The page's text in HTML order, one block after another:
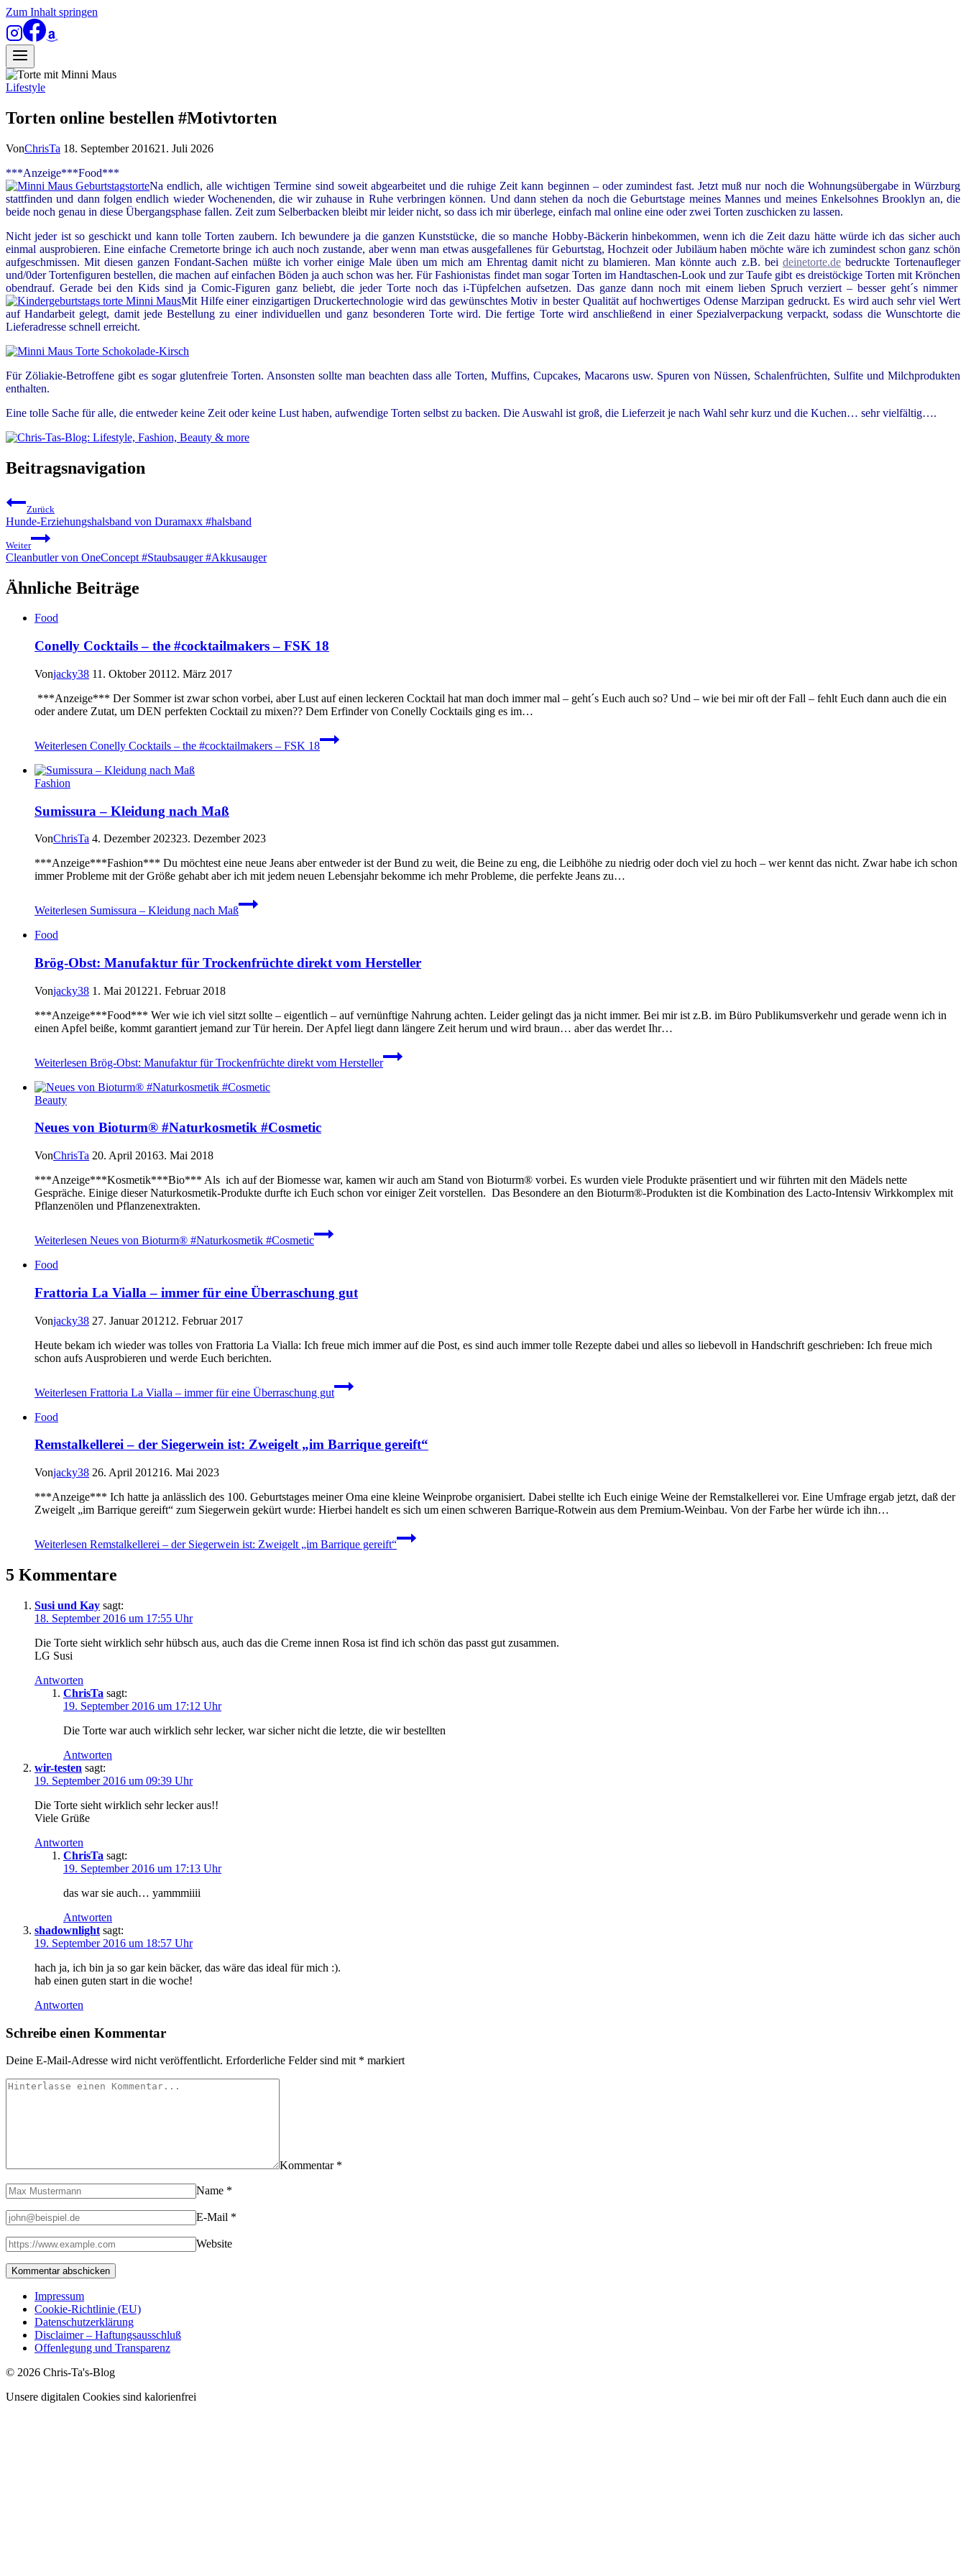
Zum Inhalt springen
Lifestyle
Torten online bestellen #Motivtorten
VonChrisTa 18. September 201621. Juli 2026
***Anzeige***Food***
Na endlich, alle wichtigen Termine sind soweit abgearbeitet und die ruhige Zeit kann beginnen – oder zumindest fast. Jetzt muß nur noch die Wohnungsübergabe in Würzburg
stattfinden und dann folgen endlich wieder Wochenenden, die wir zuhause in Ruhe verbringen können. Und dann stehen da noch die Geburtstage meines Mannes und meines Enkelsohnes Brooklyn an, die
beide noch genau in diese Übergangsphase fallen. Zeit zum Selberbacken bleibt mir leider nicht, so dass ich mir überlege, einfach mal online eine oder zwei Torten zuschicken zu lassen.
Nicht jeder ist so geschickt und kann tolle Torten zaubern. Ich bewundere ja die ganzen Kunststücke, die so manche Hobby-Bäckerin hinbekommen, wenn ich die Zeit dazu hätte würde ich das sicher auch
einmal ausprobieren. Eine einfache Cremetorte bringe ich auch noch zustande, aber wenn man etwas ausgefallenes für Geburtstag, Hochzeit oder Jubiläum haben möchte wäre ich zumindest schon ganz schön
aufgeschmissen. Mit diesen ganzen Fondant-Sachen müßte ich vorher einige Male üben um mich am Ehrentag damit nicht zu blamieren. Man könnte auch z.B. bei deinetorte.debedruckte Tortenaufleger
und/0der Tortenfiguren bestellen, die machen auf einfachen Böden ja auch schon was her. Für Fashionistas findet man sogar Torten im Handtaschen-Look und zur Taufe gibt es dreistöckige Torten mit Krönchen
obendrauf. Gerade bei den Kids sind ja Comic-Figuren ganz beliebt, die jeder Torte noch das i-Tüpfelchen aufsetzen. Das ganze dann noch mit einem lieben Spruch verziert – besser geht´s nimmer
Mit Hilfe einer einzigartigen Druckertechnologie wird das gewünschtes Motiv in bester Qualität auf hochwertiges Odense Marzipan gedruckt. Es wird auch sehr viel Wert
auf Handarbeit gelegt, damit jede Bestellung zu einer individuellen und ganz besonderen Torte wird. Die fertige Torte wird anschließend in einer Spezialverpackung verpackt, sodass die Wunschtorte die
Lieferadresse schnell erreicht.
Für Zöliakie-Betroffene gibt es sogar glutenfreie Torten. Ansonsten sollte man beachten dass alle Torten, Muffins, Cupcakes, Macarons usw. Spuren von Nüssen, Schalenfrüchten, Sulfite und Milchprodukten
enthalten.
Eine tolle Sache für alle, die entweder keine Zeit oder keine Lust haben, aufwendige Torten selbst zu backen. Die Auswahl ist groß, die Lieferzeit je nach Wahl sehr kurz und die Kuchen… sehr vielfältig….
Beitragsnavigation
Zurück
Hunde-Erziehungshalsband von Duramaxx #halsband
Weiter
Cleanbutler von OneConcept #Staubsauger #Akkusauger
Ähnliche Beiträge
Food
Conelly Cocktails – the #cocktailmakers – FSK 18
Vonjacky38 11. Oktober 2011 2. März 2017
***Anzeige*** Der Sommer ist zwar schon vorbei, aber Lust auf einen leckeren Cocktail hat man doch immer mal – geht´s Euch auch so? Und – wie bei mir oft der Fall – fehlt Euch dann auch die ein
oder andere Zutat, um DEN perfekten Cocktail zu mixen?? Dem Erfinder von Conelly Cocktails ging es im…
Weiterlesen Conelly Cocktails – the #cocktailmakers – FSK 18
Fashion
Sumissura – Kleidung nach Maß
VonChrisTa 4. Dezember 202323. Dezember 2023
***Anzeige***Fashion*** Du möchtest eine neue Jeans aber entweder ist der Bund zu weit, die Beine zu eng, die Leibhöhe zu niedrig oder doch viel zu hoch – wer kennt das nicht. Zwar habe ich schon
immer Probleme mit der Größe gehabt aber ich mit jedem neuen Lebensjahr bekomme ich mehr Probleme, die perfekte Jeans zu…
Weiterlesen Sumissura – Kleidung nach Maß
Food
Brög-Obst: Manufaktur für Trockenfrüchte direkt vom Hersteller
Vonjacky38 1. Mai 201221. Februar 2018
***Anzeige***Food*** Wer wie ich viel sitzt sollte – eigentlich – auf vernünftige Nahrung achten. Leider gelingt das ja nicht immer. Bei mir ist z.B. im Büro Publikumsverkehr und gerade wenn ich in
einen Apfel beiße, kommt garantiert jemand zur Tür herein. Der Apfel liegt dann längere Zeit herum und wird braun… aber das werdet Ihr…
Weiterlesen Brög-Obst: Manufaktur für Trockenfrüchte direkt vom Hersteller
Beauty
Neues von Bioturm® #Naturkosmetik #Cosmetic
VonChrisTa 20. April 20163. Mai 2018
***Anzeige***Kosmetik***Bio*** Als ich auf der Biomesse war, kamen wir auch am Stand von Bioturm® vorbei. Es wurden viele Produkte präsentiert und wir führten mit den Mädels nette
Gespräche. Einige dieser Naturkosmetik-Produkte durfte ich Euch schon vor einiger Zeit vorstellen. Das Besondere an den Bioturm®-Produkten ist die Kombination des Lacto-Intensiv Wirkkomplex mit
Pflanzenölen und Pflanzenextrakten.
Weiterlesen Neues von Bioturm® #Naturkosmetik #Cosmetic
Food
Frattoria La Vialla – immer für eine Überraschung gut
Vonjacky38 27. Januar 201212. Februar 2017
Heute bekam ich wieder was tolles von Frattoria La Vialla: Ich freue mich immer auf die Post, es sind auch immer tolle Rezepte dabei und alles so liebevoll in Handschrift geschrieben: Ich freue mich
schon aufs Ausprobieren und werde Euch berichten.
Weiterlesen Frattoria La Vialla – immer für eine Überraschung gut
Food
Remstalkellerei – der Siegerwein ist: Zweigelt „im Barrique gereift“
Vonjacky38 26. April 201216. Mai 2023
***Anzeige*** Ich hatte ja anlässlich des 100. Geburtstages meiner Oma eine kleine Weinprobe organisiert. Dabei stellte ich Euch einige Weine der Remstalkellerei vor. Eine Umfrage ergab jetzt, daß der
Zweigelt „im Barrique gereift“ zum Siegerwein gekürt wurde: Hierbei handelt es sich um einen schweren Barrique-Rotwein aus dem Premium-Weinbau. Von der Farbe her würde ich ihn…
Weiterlesen Remstalkellerei – der Siegerwein ist: Zweigelt „im Barrique gereift“
5 Kommentare
Susi und Kay sagt:
18. September 2016 um 17:55 Uhr
Die Torte sieht wirklich sehr hübsch aus, auch das die Creme innen Rosa ist find ich schön das passt gut zusammen.
LG Susi
Antworten
ChrisTa sagt:
19. September 2016 um 17:12 Uhr
Die Torte war auch wirklich sehr lecker, war sicher nicht die letzte, die wir bestellten
Antworten
wir-testen sagt:
19. September 2016 um 09:39 Uhr
Die Torte sieht wirklich sehr lecker aus!!
Viele Grüße
Antworten
ChrisTa sagt:
19. September 2016 um 17:13 Uhr
das war sie auch… yammmiiii
Antworten
shadownlight sagt:
19. September 2016 um 18:57 Uhr
hach ja, ich bin ja so gar kein bäcker, das wäre das ideal für mich :).
hab einen guten start in die woche!
Antworten
Schreibe einen Kommentar
Deine E-Mail-Adresse wird nicht veröffentlicht. Erforderliche Felder sind mit * markiert
Kommentar *
Name *
E-Mail *
Website
Impressum
Cookie-Richtlinie (EU)
Datenschutzerklärung
Disclaimer – Haftungsausschluß
Offenlegung und Transparenz
© 2026 Chris-Ta's-Blog
Unsere digitalen Cookies sind kalorienfrei